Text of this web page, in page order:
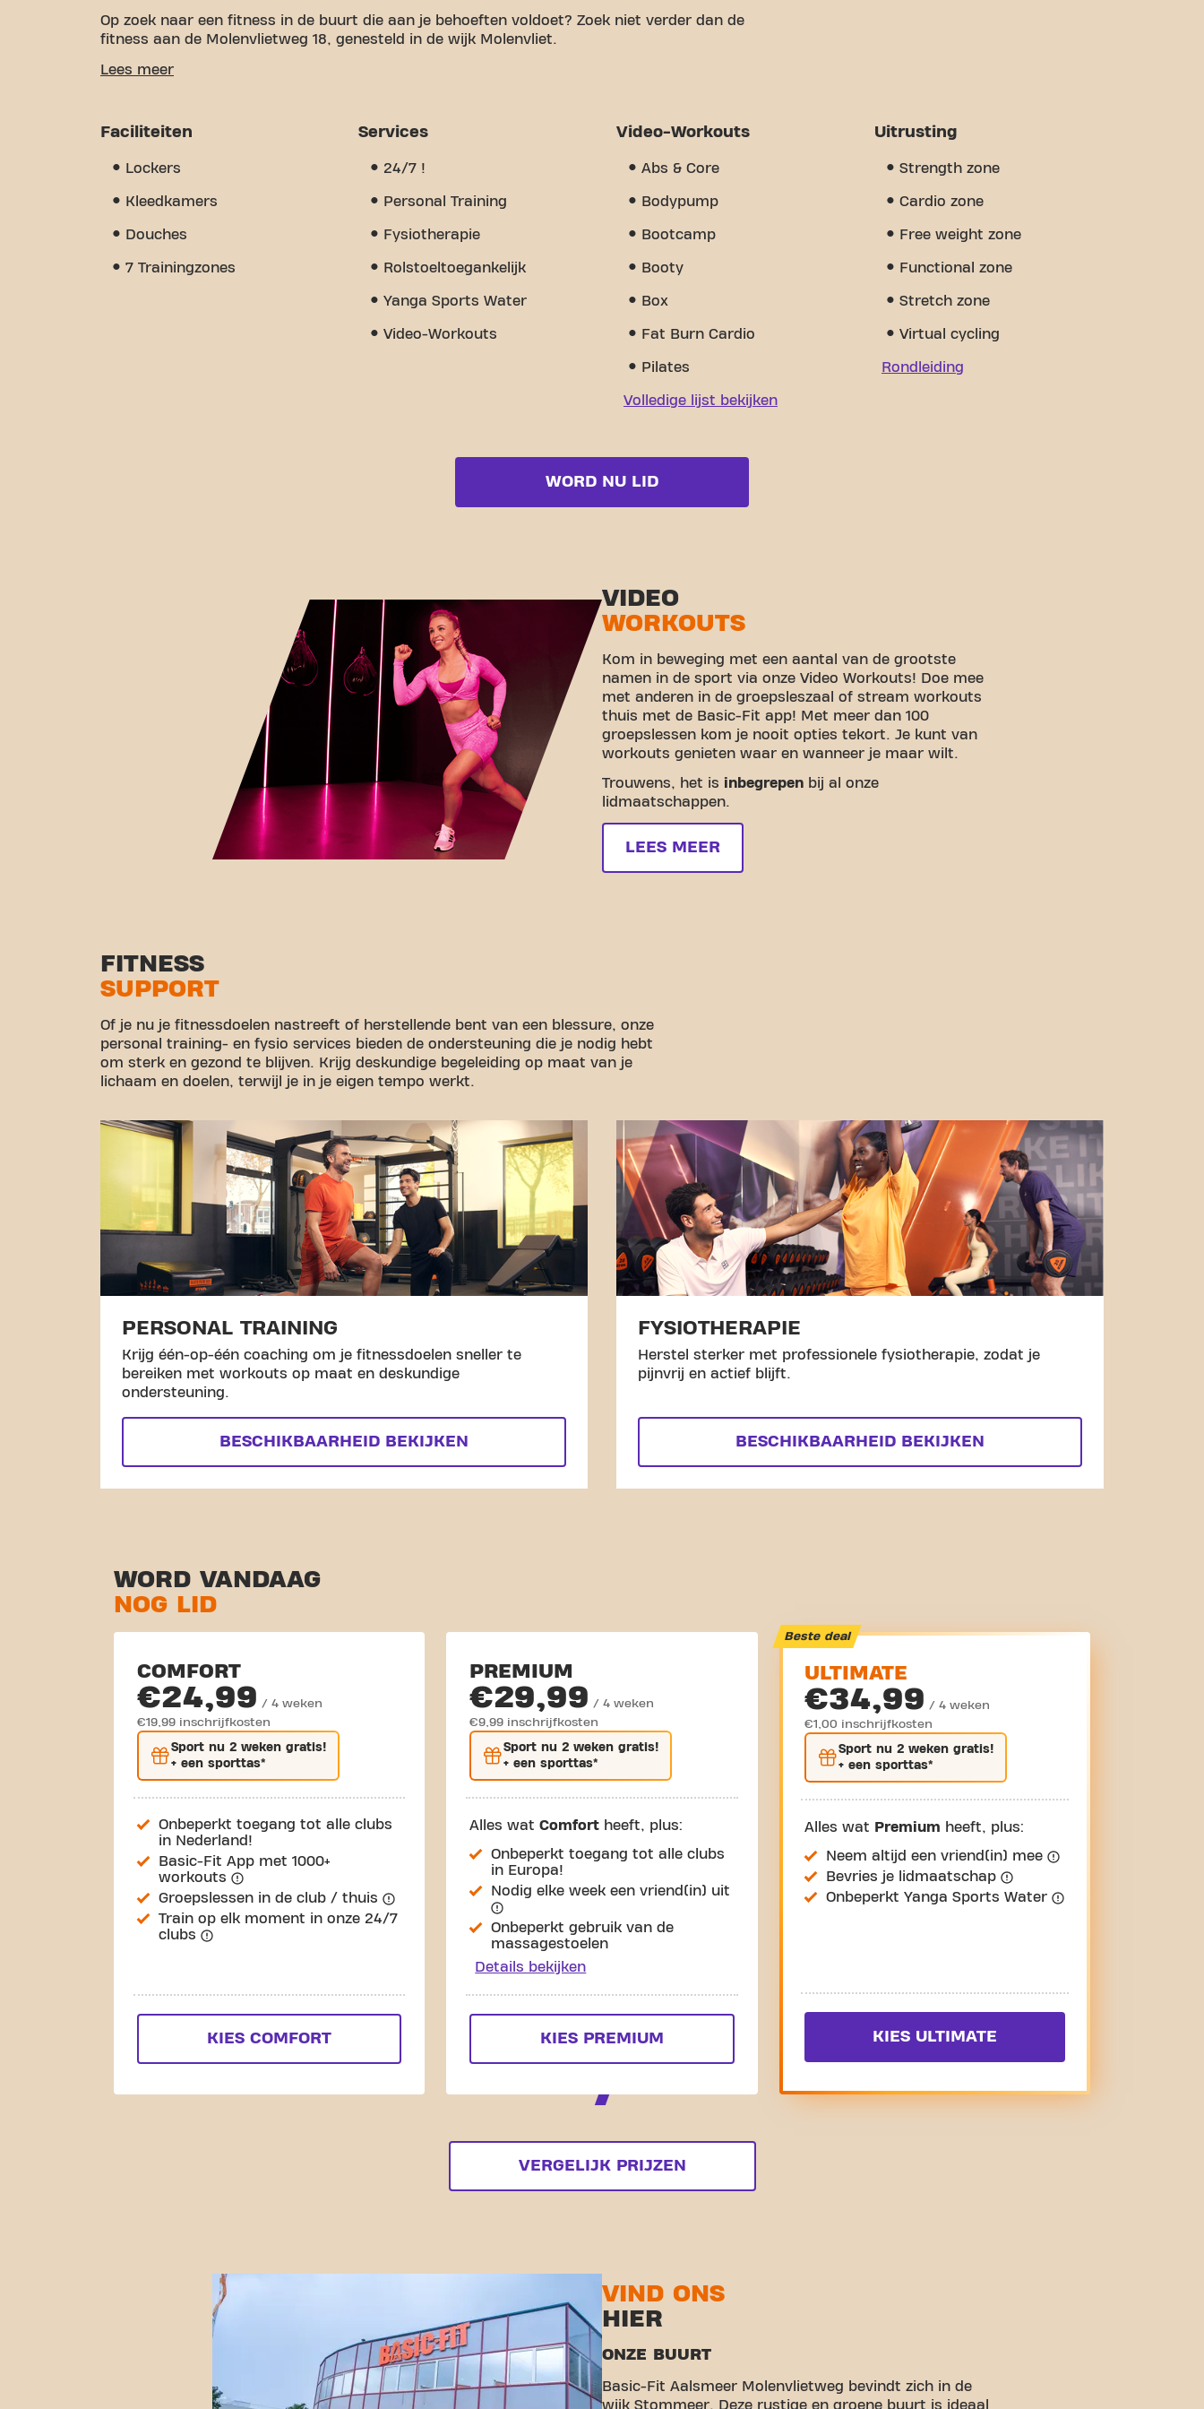
Op zoek naar een fitness in de buurt die aan je behoeften voldoet? Zoek niet verder dan de
fitness aan de Molenvlietweg 18, genesteld in de wijk Molenvliet.
Wij begrijpen hoe belangrijk het is om een aangename ruimte te hebben om aan je
apparatuur, video-workouts, personal training, fysiotherapie en is 24/7 open. Maar wat ons
aanmoediging en steun vindt van andere leden. Word vandaag nog lid en ontdek waarom
fitness en gemeenschap elkaar ontmoeten.
Lees meer
Faciliteiten
Lockers
Kleedkamers
Douches
7 Trainingzones
Services
24/7 !
Personal Training
Fysiotherapie
Rolstoeltoegankelijk
Yanga Sports Water
Video-Workouts
Video-Workouts
Abs & Core
Bodypump
Bootcamp
Booty
Box
Fat Burn Cardio
Pilates
Volledige lijst bekijken
Uitrusting
Strength zone
Cardio zone
Free weight zone
Functional zone
Stretch zone
Virtual cycling
Rondleiding
WORD NU LID
VIDEO
WORKOUTS
Kom in beweging met een aantal van de grootste
namen in de sport via onze Video Workouts! Doe mee
met anderen in de groepsleszaal of stream workouts
thuis met de Basic-Fit app! Met meer dan 100
groepslessen kom je nooit opties tekort. Je kunt van
workouts genieten waar en wanneer je maar wilt.
Trouwens, het is inbegrepen bij al onze
lidmaatschappen.
LEES MEER
FITNESS
SUPPORT
Of je nu je fitnessdoelen nastreeft of herstellende bent van een blessure, onze
personal training- en fysio services bieden de ondersteuning die je nodig hebt
om sterk en gezond te blijven. Krijg deskundige begeleiding op maat van je
lichaam en doelen, terwijl je in je eigen tempo werkt.
PERSONAL TRAINING
Krijg één-op-één coaching om je fitnessdoelen sneller te
bereiken met workouts op maat en deskundige
ondersteuning.
BESCHIKBAARHEID BEKIJKEN
FYSIOTHERAPIE
Herstel sterker met professionele fysiotherapie, zodat je
pijnvrij en actief blijft.
BESCHIKBAARHEID BEKIJKEN
WORD VANDAAG
NOG LID
COMFORT
€24,99 / 4 weken
€19,99 inschrijfkosten
Sport nu 2 weken gratis!
+ een sporttas*
Onbeperkt toegang tot alle clubs
in Nederland!
Basic-Fit App met 1000+
workouts
Groepslessen in de club / thuis
Train op elk moment in onze 24/7
clubs
KIES COMFORT
PREMIUM
€29,99 / 4 weken
€9,99 inschrijfkosten
Sport nu2 weken gratis!
+ een sporttas*
Alles watComfort heeft, plus:
Onbeperkt toegang tot alle clubs
in Europa!
Nodig elke week een vriend(in) uit
Onbeperkt gebruik van de
massagestoelen
Details bekijken
KIES PREMIUM
Beste deal
ULTIMATE
€34,99 / 4 weken
€1,00 inschrijfkosten
Sport nu 2 weken gratis!
+ een sporttas*
Alles wat Premium heeft, plus:
Neem altijd een vriend(in) mee
Bevries je lidmaatschap
Onbeperkt Yanga Sports Water
KIES ULTIMATE
VERGELIJK PRIJZEN
VIND ONS
HIER
ONZE BUURT
Basic-Fit Aalsmeer Molenvlietweg bevindt zich in de
wijk Stommeer. Deze rustige en groene buurt is ideaal